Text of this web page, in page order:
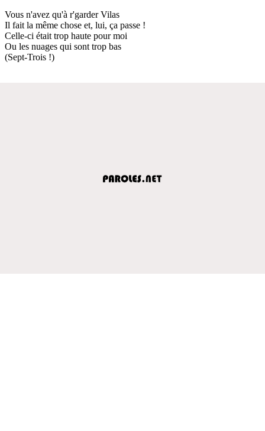
Vous n'avez qu'à r'garder Vilas
Il fait la même chose et, lui, ça passe !
Celle-ci était trop haute pour moi
Ou les nuages qui sont trop bas
(Sept-Trois !)